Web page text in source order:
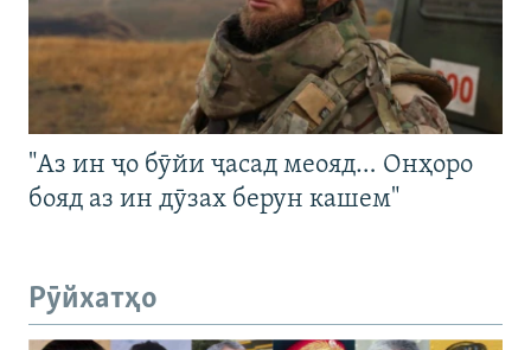
"Аз ин ҷо бӯйи ҷасад меояд… Онҳоро
бояд аз ин дӯзах берун кашем"
Рӯйхатҳо